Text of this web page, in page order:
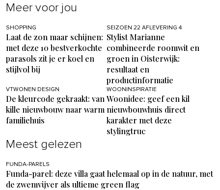
Meer voor jou
SHOPPING
Laat de zon maar schijnen:
met deze 10 bestverkochte
parasols zit je er koel en
stijlvol bij
SEIZOEN 22 AFLEVERING 4
Stylist Marianne
combineerde roomwit en
groen in Oisterwijk:
resultaat en
productinformatie
VTWONEN DESIGN
De kleurcode gekraakt: van
kille nieuwbouw naar warm
familiehuis
WOONINSPIRATIE
Woonidee: geef een kil
nieuwbouwhuis direct
karakter met deze
stylingtruc
Meest gelezen
FUNDA-PARELS
Funda-parel: deze villa gaat helemaal op in de natuur, met
de zwemvijver als ultieme green flag